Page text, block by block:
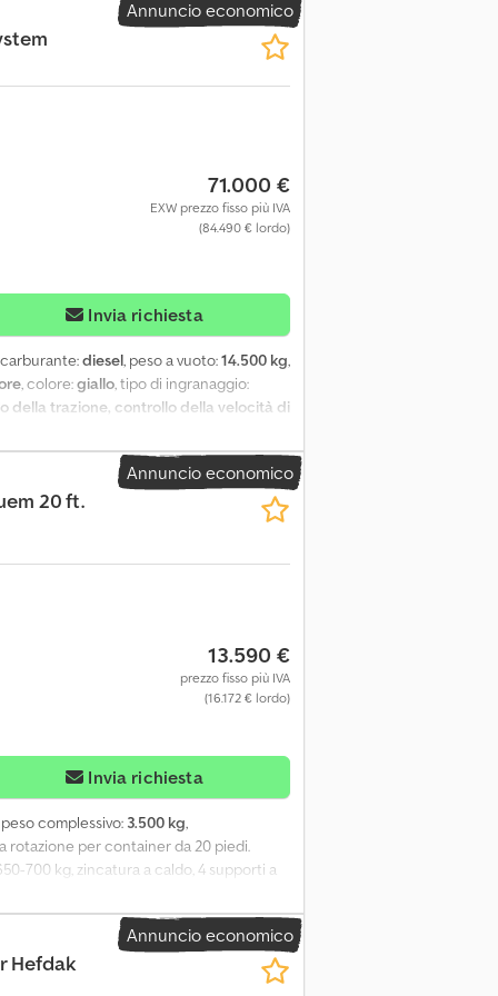
Annuncio economico
71.000 €
EXW prezzo fisso più IVA
(84.490 € lordo)
Invia richiesta
diesel, peso a vuoto:14.500 kg,
, colore:giallo, tipo di ingranaggio:
della trazione, controllo della velocità di
Trogolo tondo in acciaio Dautel idr.
Aria + elettricità per il
68.000 kg Peso a vuoto del
Annuncio economico
20 ft.
13.590 €
prezzo fisso più IVA
(16.172 € lordo)
Invia richiesta
peso complessivo: 3.500 kg,
rotazione per container da 20 piedi.
700 kg, zincatura a caldo, 4 supporti a
km/h! Possibilità di aggiungere una
RAL-9010, predisposizione per carrelli
del pavimento in lana minerale da 100
+ container: 2600 kg. È ancora
Annuncio economico
Hefdak